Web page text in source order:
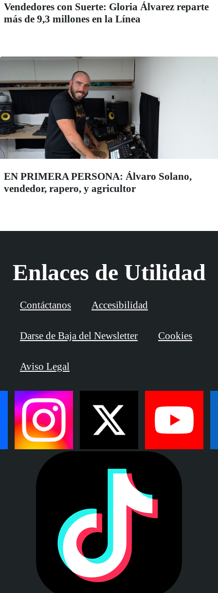
Vendedores con Suerte: Gloria Álvarez reparte
más de 9,3 millones en la Línea
EN PRIMERA PERSONA: Álvaro Solano,
vendedor, rapero, y agricultor
Enlaces de Utilidad
Contáctanos Accesibilidad
Darse de Baja del Newsletter Cookies
Aviso Legal